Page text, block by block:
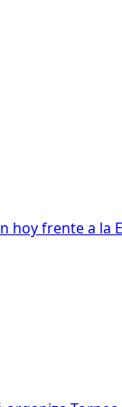
hoy frente a la